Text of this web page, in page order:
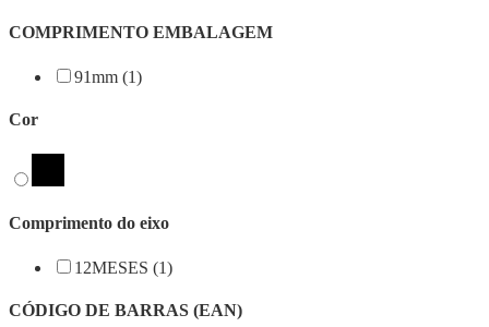
COMPRIMENTO EMBALAGEM
91mm (1)
Cor
Comprimento do eixo
12MESES (1)
CÓDIGO DE BARRAS (EAN)